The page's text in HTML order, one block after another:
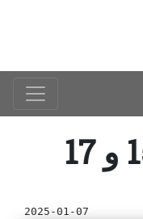
2025-01-07